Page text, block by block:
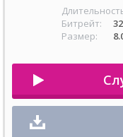
Битрейт:
Размер: